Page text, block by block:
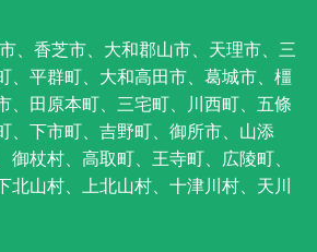
、香芝市、大和郡山市、天理市、三
、平群町、大和高田市、葛城市、橿
、田原本町、三宅町、川西町、五條
、下市町、吉野町、御所市、山添
杖村、高取町、王寺町、広陵町、
北山村、上北山村、十津川村、天川